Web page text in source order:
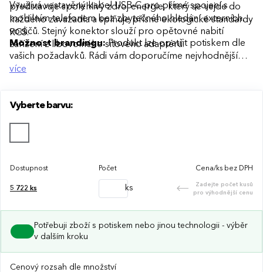
představuje spolehlivý zdroj energie, který se vejde do
každého zavazadla a splňuje přísné ekologické standardy
RCS.
Využívá vestavěný kabel USB-C pro přímé spojení s
mobilním telefonem bez zbytečného hledání externích
vodičů. Stejný konektor slouží pro opětovné nabití
zařízení z libovolného síťového adaptéru.
Možnost brandingu:Produkt lze opatřit potiskem dle
vašich požadavků. Rádi vám doporučíme nejvhodnější
technologii potisku s ohledem na design i váš rozpočet.
více
Vyberte barvu:
Dostupnost Počet Cena/ks bez DPH
5 722 ks ks
Zadejte počet kusů
pro výhodnější cenu
Potřebuji zboží s potiskem nebo jinou technologii - výběr
v dalším kroku
Cenový rozsah dle množství